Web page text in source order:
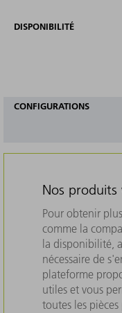
DISPONIBILITÉ
CONFIGURATIONS
Nos produits
Pour obtenir
comme la
la disponibilité,
nécessaire de
plateforme
utiles et vous
toutes les pièces